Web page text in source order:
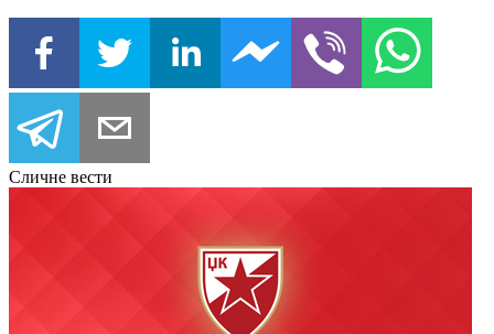
Сличне вести